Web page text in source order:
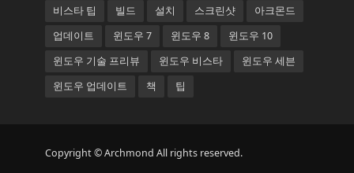
비스타 팁
빌드 설치 스크린샷
아크몬드
업데이트
윈도우 7 윈도우 8
윈도우 10
윈도우 기술 프리뷰
윈도우 비스타
윈도우 세븐
윈도우 업데이트
책 팁
Copyright © Archmond All rights reserved.